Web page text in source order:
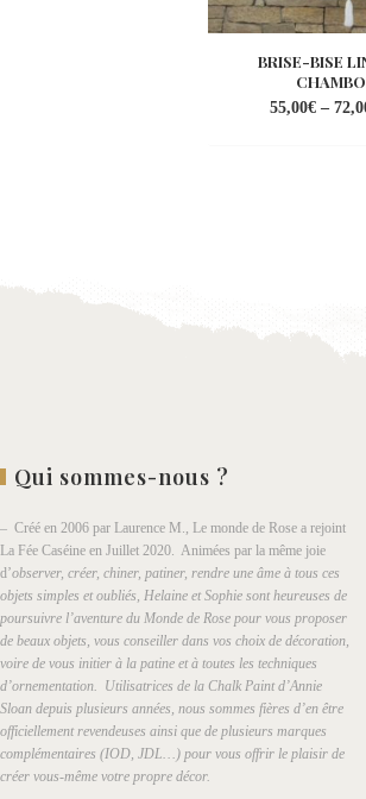
BRISE-BISE
55,00€ –
Qui sommes-nous ?
– Créé en 2006 par Laurence M., Le monde de Rose a rejoint
La Fée Caséine en Juillet 2020. Animées par la même joie
d’observer, créer, chiner, patiner, rendre une âme à tous ces
objets simples et oubliés, Helaine et Sophie sont heureuses de
poursuivre l’aventure du Monde de Rose pour vous proposer
de beaux objets, vous conseiller dans vos choix de décoration,
voire de vous initier à la patine et à toutes les techniques
d’ornementation. Utilisatrices de la Chalk Paint d’Annie
Sloan depuis plusieurs années, nous sommes fières d’en être
officiellement revendeuses ainsi que de plusieurs marques
complémentaires (IOD, JDL…) pour vous offrir le plaisir de
créer vous-même votre propre décor.